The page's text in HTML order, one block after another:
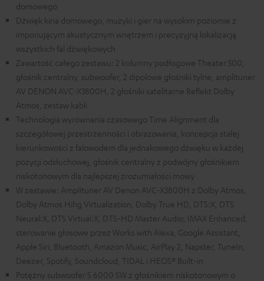
domowego
Dźwięk kina domowego, muzyki i gier na wysokim poziomie z
imponującym akustycznym wnętrzem i precyzyjną lokalizacją
wszystkich fal dźwiękowych
Zawartość całego zestawu: 2 kolumny podłogowe Theater 500,
głośnik centralny, subwoofer, 2 dipolowe głośniki tylne, amplituner
AV DENON AVC-X3800H, 2 głośniki satelitarne Reflekt Dolby
Atmos, zestaw kabli
Technologia wyrównania czasowego Time Alignment dla
szczegółowej przestrzenności i obrazowania, koncepcja stałej
kierunkowości z falowodem dla jednakowego dźwięku w każdej
pozycji odsłuchowej, głośnik centralny z podwójny głośnikiem
niskotonowym dla najlepszej zrozumiałości mowy
W zestawie: Amplituner AV Denon AVC-X3800H z Dolby Atmos,
Dolby Atmos Hihg Virtualization, Dolby True HD, DTS:X, DTS
Neural:X, DTS Virtual:X, DTS-HD Master Audio, IMAX Enhanced,
sterowanie głosowe przez Works with Alexa, Google Assistant,
Apple Siri, Bluetooth, Amazon Music, AirPlay 2, Napster, TuneIn,
Deezer, Spotify, Soundcloud, TIDAL i HEOS® Built-in
Potężny subwoofer S 6000 SW z głośnikiem niskotonowym o